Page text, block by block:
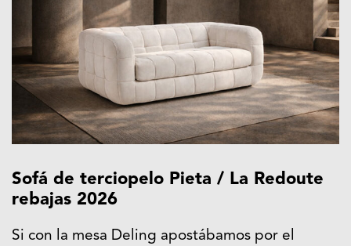
Sofá de terciopelo Pieta / La Redoute
rebajas 2026
Si con la mesa Deling apostábamos por el